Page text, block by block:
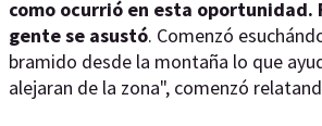
como ocurrió en esta oportunidad.
gente se asustó. Comenzó
bramido desde la montaña lo que
alejaran de la zona", comenzó